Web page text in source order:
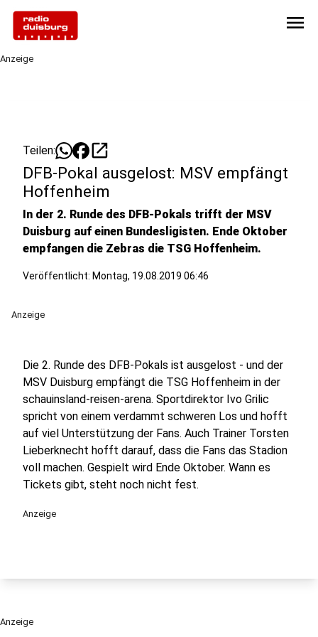
menu
Anzeige
Teilen: open_in_new
DFB-Pokal ausgelost: MSV empfängt
Hoffenheim
In der 2. Runde des DFB-Pokals trifft der MSV
Duisburg auf einen Bundesligisten. Ende Oktober
empfangen die Zebras die TSG Hoffenheim.
Veröffentlicht: Montag, 19.08.2019 06:46
Anzeige
Die 2. Runde des DFB-Pokals ist ausgelost - und der
MSV Duisburg empfängt die TSG Hoffenheim in der
schauinsland-reisen-arena. Sportdirektor Ivo Grilic
spricht von einem verdammt schweren Los und hofft
auf viel Unterstützung der Fans. Auch Trainer Torsten
Lieberknecht hofft darauf, dass die Fans das Stadion
voll machen. Gespielt wird Ende Oktober. Wann es
Tickets gibt, steht noch nicht fest.
Anzeige
Anzeige